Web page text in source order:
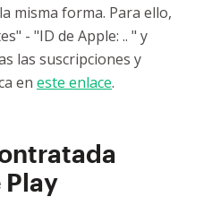
misma forma. Para ello,
- "ID de Apple: .. " y
las suscripciones y
en este enlace.
Play